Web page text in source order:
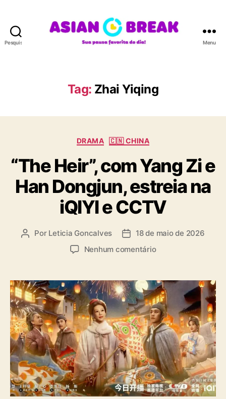
Pesquisar
A
N
R
A
Menu
Tag: Zhai Yiqing
C
t
e
g
o
DRAMA 🇨🇳 CHINA
“The Heir”, com Yang Zi e
Han Dongjun, estreia na
iQIYI e CCTV
A
r
d
o
p
o
s
t
Por Leticia Goncalves
D
d
e
p
u
b
l
i
c
a
ç
ã
18 de maio de 2026
Nenhum comentárioe
T
h
e
H
e
i
r
”
,
c
o